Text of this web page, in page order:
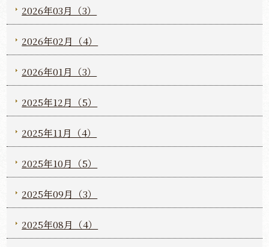
2026年03月（3）
2026年02月（4）
2026年01月（3）
2025年12月（5）
2025年11月（4）
2025年10月（5）
2025年09月（3）
2025年08月（4）